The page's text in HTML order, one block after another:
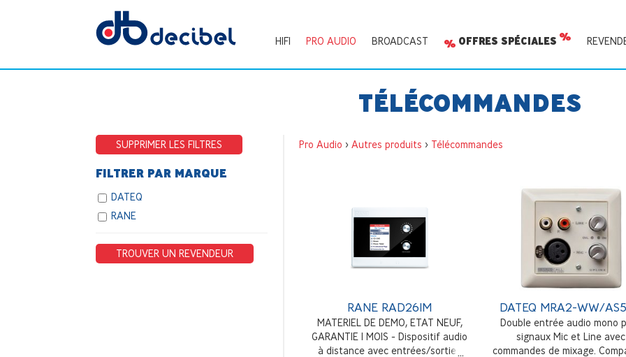
HIFI PRO AUDIO BROADCAST OFFRES SPÉCIALES
TÉLÉCOMMANDES
SUPPRIMER LES FILTRES
FILTRER PAR MARQUE
DATEQ
RANE
TROUVER UN REVENDEUR
Pro Audio > Autres produits > Télécommandes
RANE RAD26IM
MATERIEL DE DEMO, ETAT NEUF,
GARANTIE 1 MOIS - Dispositif audio
à distance avec entrées/sorties
DATEQ MRA2-WW/
Double entrée audio mono
signaux Mic et Line avec
commandes de mixage.